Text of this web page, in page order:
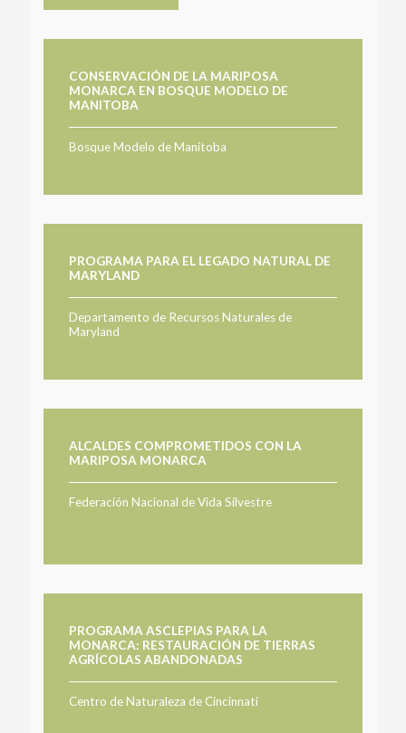
CONSERVACIÓN DE LA MARIPOSA
MONARCA EN BOSQUE MODELO DE
MANITOBA
Bosque Modelo de Manitoba
PROGRAMA PARA EL LEGADO NATURAL DE
MARYLAND
Departamento de Recursos Naturales de
Maryland
ALCALDES COMPROMETIDOS CON LA
MARIPOSA MONARCA
Federación Nacional de Vida Silvestre
PROGRAMA ASCLEPIAS PARA LA
MONARCA: RESTAURACIÓN DE TIERRAS
AGRÍCOLAS ABANDONADAS
Centro de Naturaleza de Cincinnati